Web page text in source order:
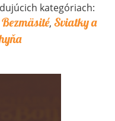
kategóriach:
Bezmäsité, Sviatky a